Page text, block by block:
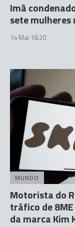
Imã
sete mulheres
14 Mai 18:20
MUNDO
Motorista do
tráfico de
da marca Kim